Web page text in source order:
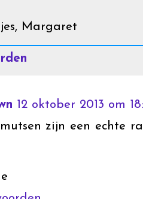
Margaret
12 oktober 2013 om
zijn een echte